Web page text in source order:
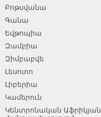
Բոթսվանա
Գանա
Եվթոպիա
Զամբիա
Զիմբաբվե
Լեսոտո
Լիբերիա
Կամերուն
Կենտրոնական Աֆրիկյան